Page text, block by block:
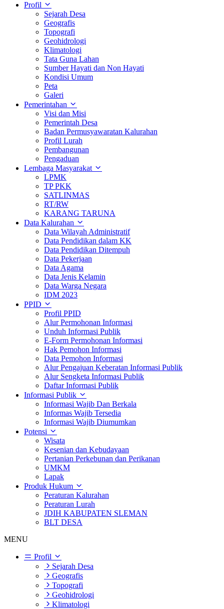
Profil
Sejarah Desa
Geografis
Topografi
Geohidrologi
Klimatologi
Tata Guna Lahan
Sumber Hayati dan Non Hayati
Kondisi Umum
Peta
Galeri
Pemerintahan
Visi dan Misi
Pemerintah Desa
Badan Permusyawaratan Kalurahan
Profil Lurah
Pembangunan
Pengaduan
Lembaga Masyarakat
LPMK
TP PKK
SATLINMAS
RT/RW
KARANG TARUNA
Data Kalurahan
Data Wilayah Administratif
Data Pendidikan dalam KK
Data Pendidikan Ditempuh
Data Pekerjaan
Data Agama
Data Jenis Kelamin
Data Warga Negara
IDM 2023
PPID
Profil PPID
Alur Permohonan Informasi
Unduh Informasi Publik
E-Form Permohonan Informasi
Hak Pemohon Informasi
Data Pemohon Informasi
Alur Pengajuan Keberatan Informasi Publik
Alur Sengketa Informasi Publik
Daftar Informasi Publik
Informasi Publik
Informasi Wajib Dan Berkala
Informas Wajib Tersedia
Informasi Wajib Diumumkan
Potensi
Wisata
Kesenian dan Kebudayaan
Pertanian Perkebunan dan Perikanan
UMKM
Lapak
Produk Hukum
Peraturan Kalurahan
Peraturan Lurah
JDIH KABUPATEN SLEMAN
BLT DESA
MENU
Profil
Sejarah Desa
Geografis
Topografi
Geohidrologi
Klimatologi